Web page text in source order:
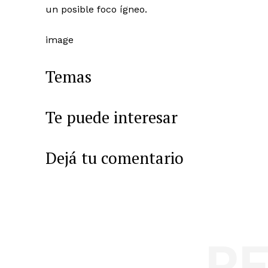
un posible foco ígneo.
image
Temas
Te puede interesar
Dejá tu comentario